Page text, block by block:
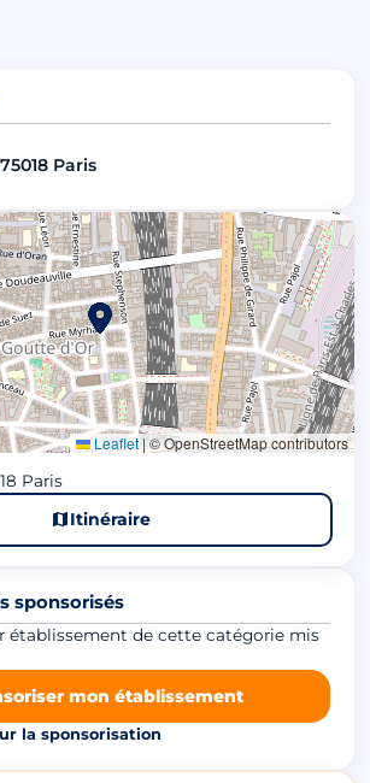
Paris
Leaflet|© OpenStreetMap contributors
Paris
Itinéraire
sponsorisés
établissement de cette catégorie mis
mon établissement
la sponsorisation